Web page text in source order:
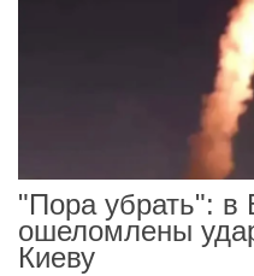
"Пора убрать": в
ошеломлены
Киеву